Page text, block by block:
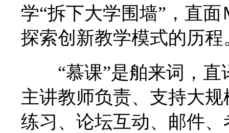
学“拆下大学围墙”，直
探索创新教学模式的历程
“慕课”是舶来词，直
主讲教师负责、支持大
练习、论坛互动、邮件